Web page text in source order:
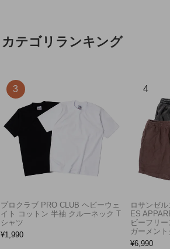
カテゴリランキング
プロクラブ PRO CLUB ヘビーウェ
イト コットン 半袖 クルーネック T
シャツ
¥1,990
ロサンゼ
ES
ビーフリ
ガーメント
¥6,990